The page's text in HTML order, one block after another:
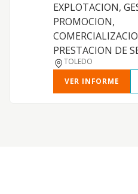
EXPLOTACION,
PROMOCION,
PRESTACION DE
TOLEDO
VER INFORME